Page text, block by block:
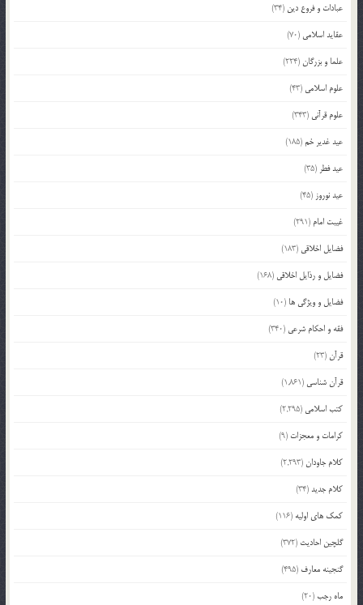
عبادات و فروع دین (34)
عقاید اسلامی (70)
علما و بزرگان(224)
علوم اسلامی (43)
علوم قرآنی (343)
عید غدیر خم(185)
عید فطر (35)
عید نوروز (45)
غیبت امام (291)
فضایل اخلاقی (183)
فضایل و رذایل اخلاقی (168)
فضایل و ویژگی ها (10)
فقه و احکام شرعی (340)
قرآن(23)
قرآن شناسی (1,861)
کتب اسلامی (2,295)
کرامات و معجزات (9)
کلام جاودان(2,293)
کلام جدید(34)
کمک های اولیه (116)
گلچین احادیث (372)
گنجینه معارف (495)
ماه رجب(20)